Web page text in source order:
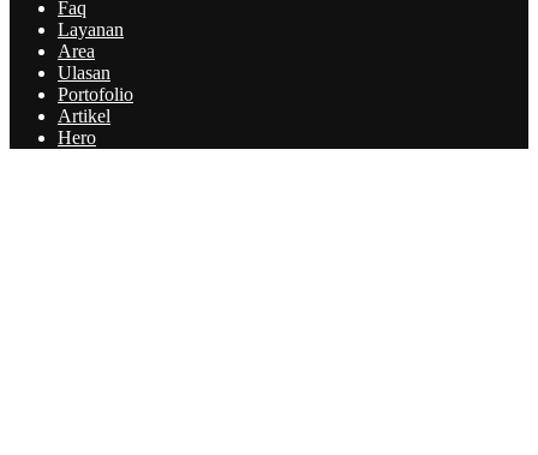
Faq
Layanan
Area
Ulasan
Portofolio
Artikel
Hero